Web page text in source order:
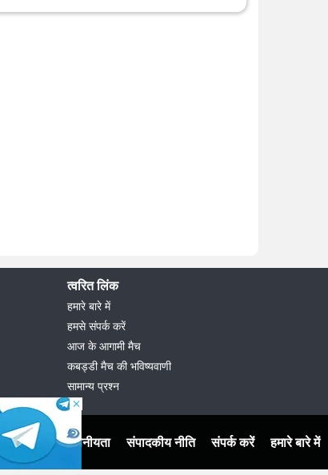
त्वरित लिंक
हमारे बारे में
हमसे संपर्क करें
आज के आगामी मैच
कबड्डी मैच की भविष्यवाणी
सामान्य प्रश्न
नियम एवं शर्तें गोपनीयता संपादकीय नीति संपर्क करें हमारे बारे में